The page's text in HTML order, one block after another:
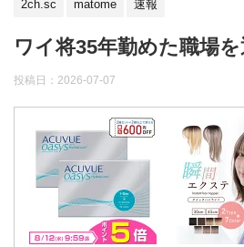
2ch.sc matome 速報
ワイ将35年勤めた職場
投稿日： 2026-07-07